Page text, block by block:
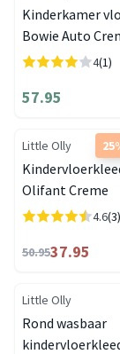
Kinderkamer
Bowie Auto
4(1)
57.95
Little Olly
Olifant Creme
4.6(3)
50.9537.95
Little Olly
Rond wasbaar